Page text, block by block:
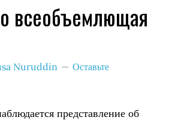
всеобъемлющая
Nuruddin
Оставьте
представление об